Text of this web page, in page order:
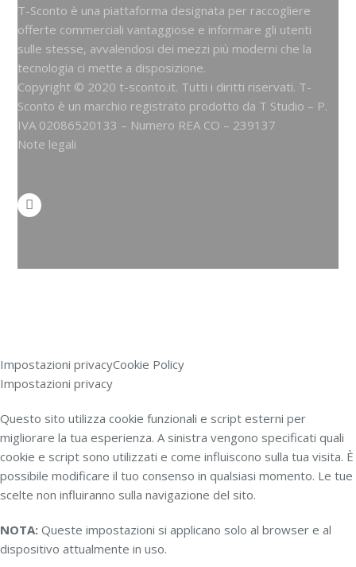
T-Sconto è una piattaforma designata per raccogliere
offerte commerciali vantaggiose e informare gli utenti
sulle stesse, avvalendosi dei mezzi più moderni che la
tecnologia ci mette a disposizione.
Copyright © 2020 t-sconto.it. Tutti i diritti riservati. T-
Sconto è un marchio registrato prodotto da T Studio – P.
IVA 02086520133 – Numero REA CO – 239137
Note legali
Impostazioni privacyCookie Policy
Impostazioni privacy
Questo sito utilizza cookie funzionali e script esterni per
migliorare la tua esperienza. A sinistra vengono specificati quali
cookie e script sono utilizzati e come influiscono sulla tua visita. È
possibile modificare il tuo consenso in qualsiasi momento. Le tue
scelte non influiranno sulla navigazione del sito.
NOTA: Queste impostazioni si applicano solo al browser e al
dispositivo attualmente in uso.